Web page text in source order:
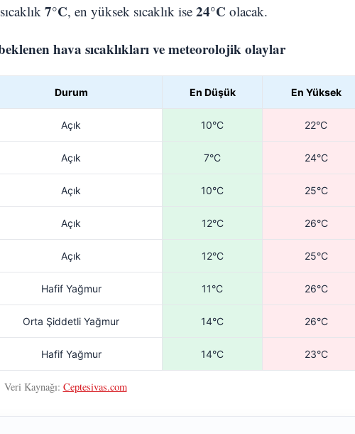
7°C, en yüksek sıcaklık ise 24°C olacak.
hava sıcaklıkları ve meteorolojik olaylar
Durum En Düşük En Yüksek
Açık 10°C 22°C
Açık 7°C 24°C
Açık 10°C 25°C
Açık 12°C 26°C
Açık 12°C 25°C
Hafif Yağmur 11°C 26°C
Orta Şiddetli Yağmur 14°C 26°C
Hafif Yağmur 14°C 23°C
Veri Kaynağı: Ceptesivas.com